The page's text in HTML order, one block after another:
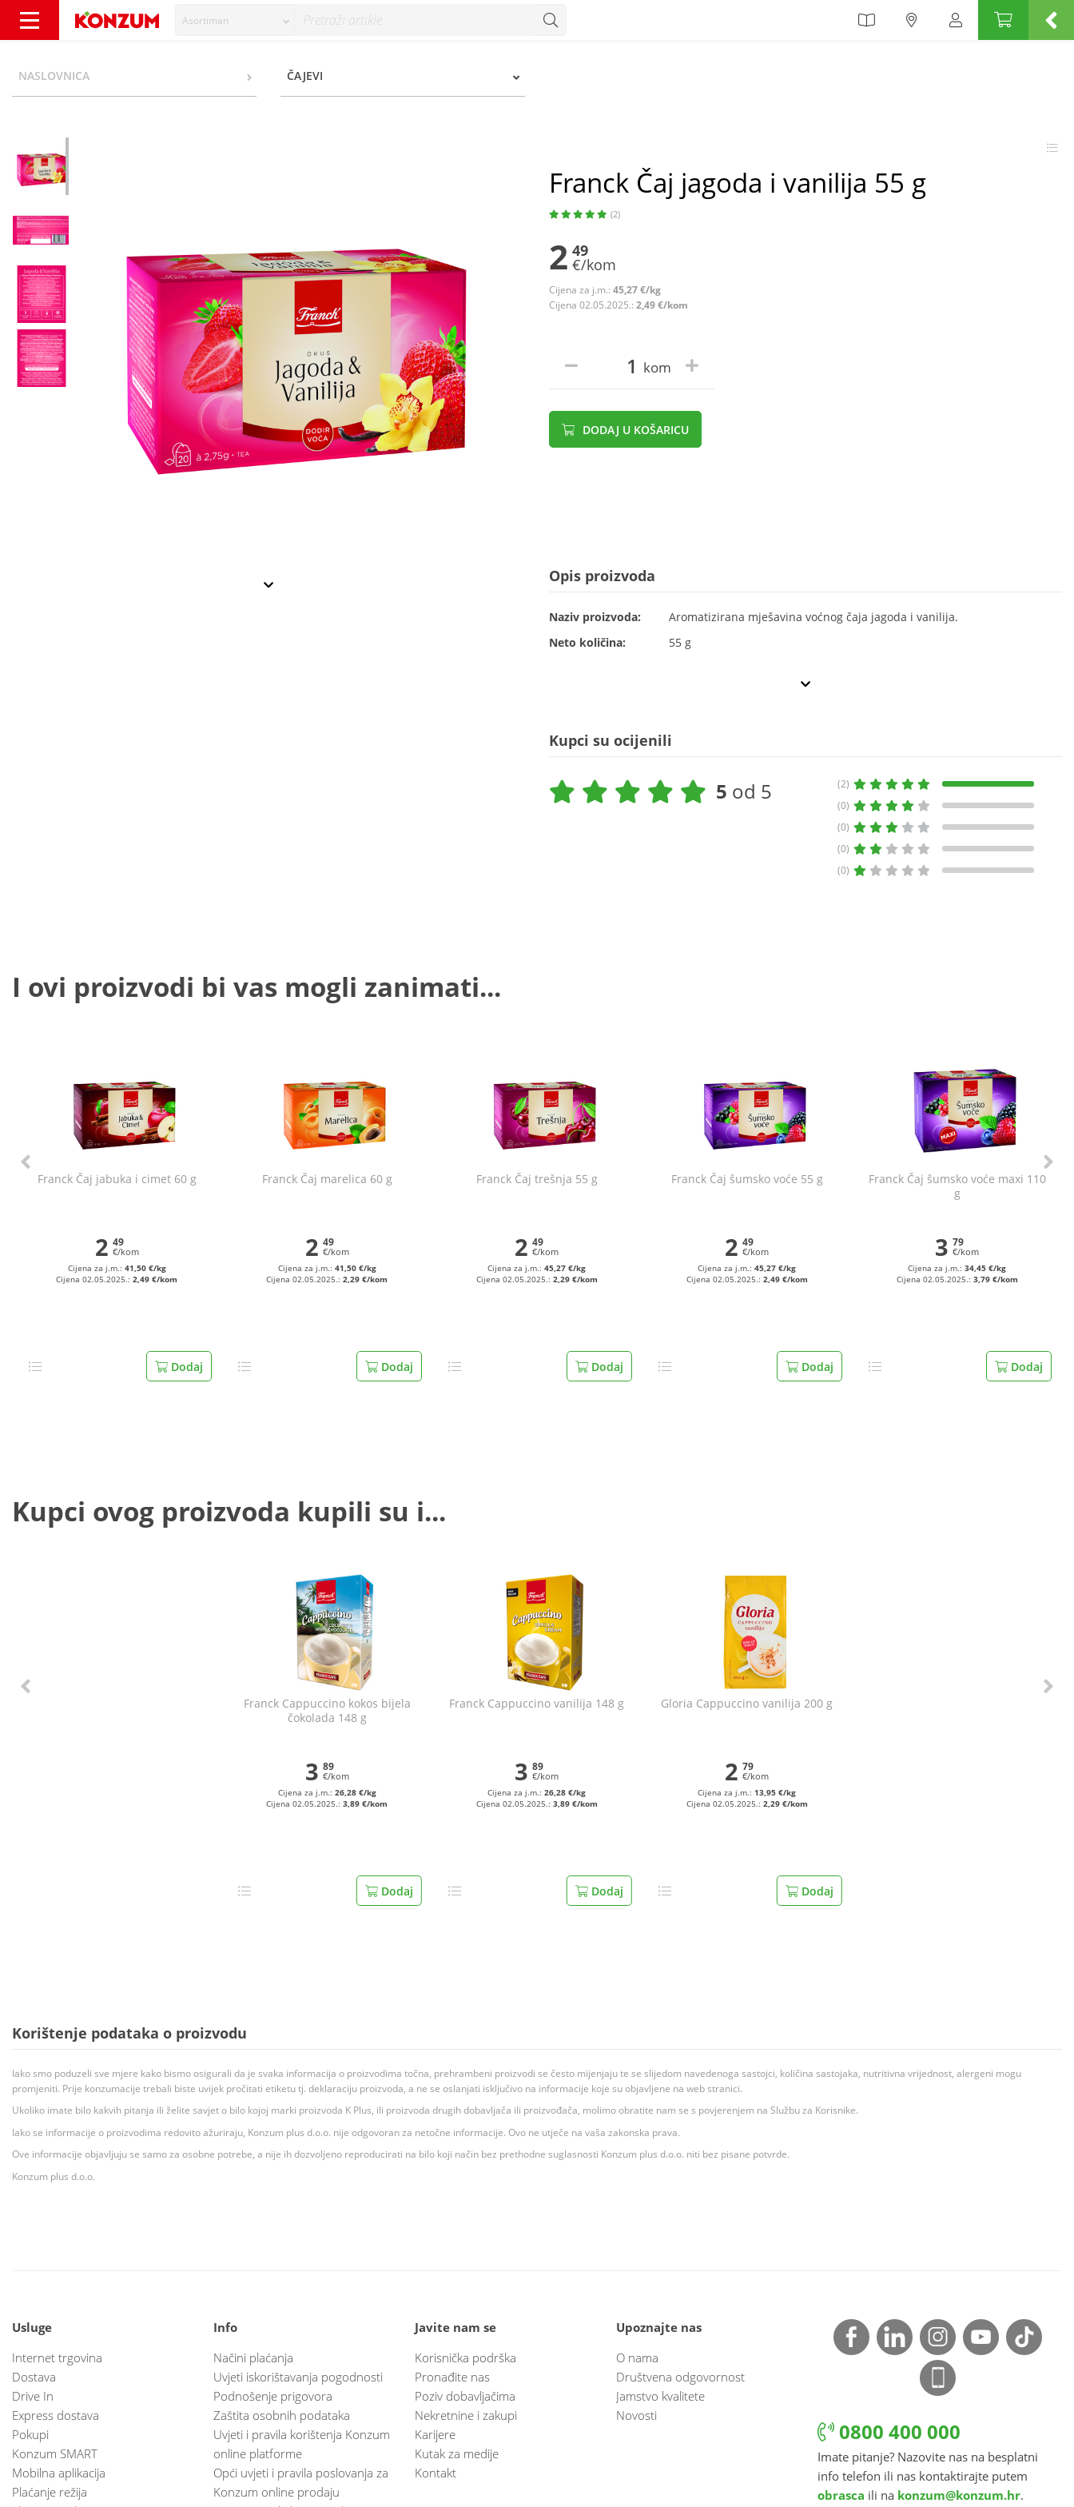
Asortiman
NASLOVNICA ČAJEVI
Franck Čaj jagoda i vanilija 55 g
(2)
2 49
€/kom
Cijena za j.m.: 45,27 €/kg
Cijena 02.05.2025.: 2,49 €/kom
kom
DODAJ U KOŠARICU
Opis proizvoda
Naziv proizvoda:
Aromatizirana mješavina voćnog čaja jagoda i vanilija.
Neto količina:
55 g
Kupci su ocijenili
5 od 5
(2)
(0)
(0)
(0)
(0)
I ovi proizvodi bi vas mogli zanimati...
Franck Čaj jabuka i cimet 60 g
2 49
€/kom
Cijena za j.m.: 41,50 €/kg
Cijena 02.05.2025.:2,49 €/kom
Dodaj
Franck Čaj marelica 60 g
2 49
€/kom
Cijena za j.m.: 41,50 €/kg
Cijena 02.05.2025.:2,29 €/kom
Dodaj
Franck Čaj trešnja 55 g
2 49
€/kom
Cijena za j.m.:45,27 €/kg
Cijena 02.05.2025.: 2,29 €/kom
Dodaj
Franck Čaj šumsko voće 55 g
2 49
€/kom
Cijena za j.m.:45,27 €/kg
Cijena 02.05.2025.: 2,49 €/kom
Dodaj
Franck Čaj šumsko voće maxi 110
g
3 79
€/kom
Cijena za j.m.:34,45 €/kg
Cijena 02.05.2025.: 3,79 €/kom
Dodaj
Kupci ovog proizvoda kupili su i...
Franck Cappuccino kokos bijela
čokolada 148 g
3 89
€/kom
Cijena za j.m.: 26,28 €/kg
Cijena 02.05.2025.:3,89 €/kom
Dodaj
Franck Cappuccino vanilija 148 g
3 89
€/kom
Cijena za j.m.:26,28 €/kg
Cijena 02.05.2025.: 3,89 €/kom
Dodaj
Gloria Cappuccino vanilija 200 g
2 79
€/kom
Cijena za j.m.:13,95 €/kg
Cijena 02.05.2025.: 2,29 €/kom
Dodaj
Korištenje podataka o proizvodu
Iako smo poduzeli sve mjere kako bismo osigurali da je svaka informacija o proizvodima točna, prehrambeni proizvodi se često mijenjaju te se slijedom navedenoga sastojci, količina sastojaka, nutritivna vrijednost, alergeni mogu
promjeniti. Prije konzumacije trebali biste uvijek pročitati etiketu tj. deklaraciju proizvoda, a ne se oslanjati isključivo na informacije koje su objavljene na web stranici.
Ukoliko imate bilo kakvih pitanja ili želite savjet o bilo kojoj marki proizvoda K Plus, ili proizvoda drugih dobavljača ili proizvođača, molimo obratite nam se s povjerenjem na Službu za Korisnike.
Iako se informacije o proizvodima redovito ažuriraju, Konzum plus d.o.o. nije odgovoran za netočne informacije. Ovo ne utječe na vaša zakonska prava.
Ove informacije objavljuju se samo za osobne potrebe, a nije ih dozvoljeno reproducirati na bilo koji način bez prethodne suglasnosti Konzum plus d.o.o. niti bez pisane potvrde.
Konzum plus d.o.o.
Usluge
Internet trgovina
Dostava
Drive In
Express dostava
Pokupi
Konzum SMART
Mobilna aplikacija
Plaćanje režija
Info
Načini plaćanja
Uvjeti iskorištavanja pogodnosti
Podnošenje prigovora
Zaštita osobnih podataka
Uvjeti i pravila korištenja Konzum
online platforme
Opći uvjeti i pravila poslovanja za
Konzum online prodaju
Javite nam se
Korisnička podrška
Pronađite nas
Poziv dobavljačima
Nekretnine i zakupi
Karijere
Kutak za medije
Kontakt
Upoznajte nas
O nama
Društvena odgovornost
Jamstvo kvalitete
Novosti
0800 400 000
Imate pitanje? Nazovite nas na besplatni
info telefon ili nas kontaktirajte putem
obrasca ili na konzum@konzum.hr.